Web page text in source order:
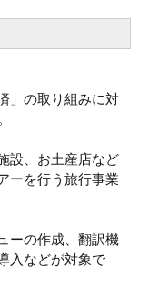
」の取り組みに対
設、お土産店など
ーを行う旅行事業
ーの作成、翻訳機
入などが対象で